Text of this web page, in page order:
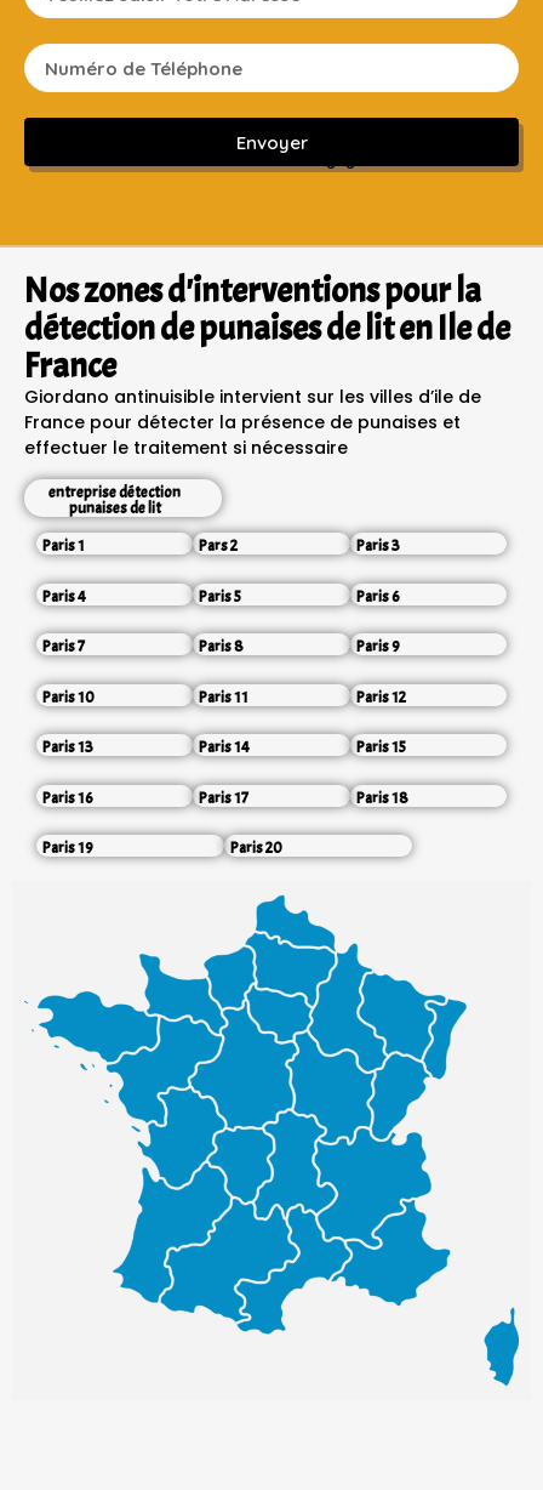
Envoyer
Sans engagement ni frais cachés
Nos zones d'interventions pour la
détection de punaises de lit en Ile de
France
Giordano antinuisible intervient sur les villes d’ile de
France pour détecter la présence de punaises et
effectuer le traitement si nécessaire
entreprise détection
punaises de lit
Paris 1
Pars 2 Paris 3
Paris 4 Paris 5 Paris 6
Paris 7 Paris 8 Paris 9
Paris 10 Paris 11 Paris 12
Paris 13 Paris 14 Paris 15
Paris 16 Paris 17 Paris 18
Paris 19 Paris 20